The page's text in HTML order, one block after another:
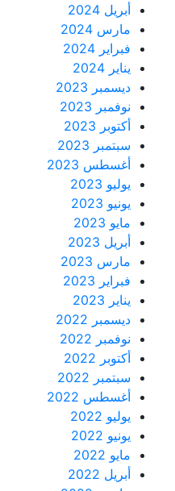
أبريل 2024
مارس 2024
فبراير 2024
ديسمبر 2023
نوفمبر 2023
أكتوبر 2023
سبتمبر 2023
أغسطس 2023
أبريل 2023
مارس 2023
فبراير 2023
ديسمبر 2022
نوفمبر 2022
أكتوبر 2022
سبتمبر 2022
أغسطس 2022
أبريل 2022